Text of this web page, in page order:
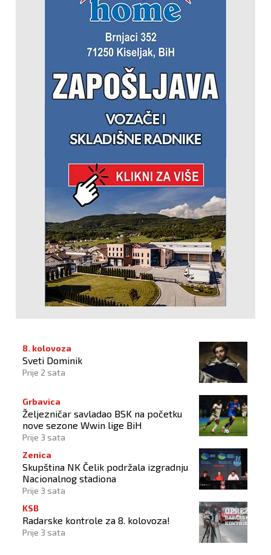
8. kolovoza
Sveti Dominik
Prije 2 sata
Grbavica
Željezničar savladao BSK na početku
nove sezone Wwin lige BiH
Prije 3 sata
Zenica
Skupština NK Čelik podržala izgradnju
Nacionalnog stadiona
Prije 3 sata
KSB
Radarske kontrole za 8. kolovoza!
Prije 3 sata